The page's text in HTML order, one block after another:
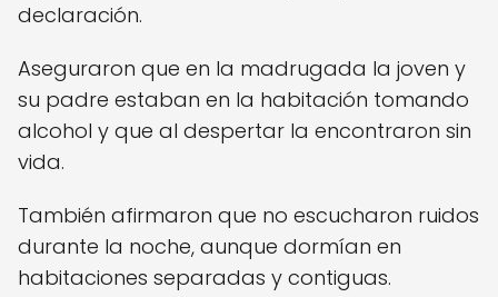
declaración.
Aseguraron que en la madrugada la joven y
su padre estaban en la habitación tomando
alcohol y que al despertar la encontraron sin
vida.
También afirmaron que no escucharon ruidos
durante la noche, aunque dormían en
habitaciones separadas y contiguas.